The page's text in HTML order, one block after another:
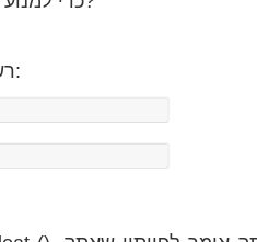
1. רשום את אחד המספרים בצורה עשרונית כמו הדוגמה הבאה: